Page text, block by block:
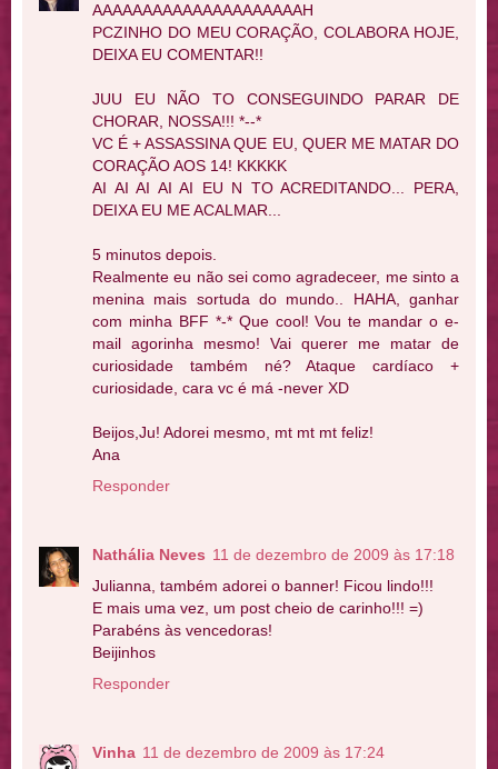
AAAAAAAAAAAAAAAAAAAAAH
PCZINHO DO MEU CORAÇÃO, COLABORA HOJE,
DEIXA EU COMENTAR!!
JUU EU NÃO TO CONSEGUINDO PARAR DE
CHORAR, NOSSA!!! *--*
VC É + ASSASSINA QUE EU, QUER ME MATAR DO
CORAÇÃO AOS 14! KKKKK
AI AI AI AI AI EU N TO ACREDITANDO... PERA,
DEIXA EU ME ACALMAR...
5 minutos depois.
Realmente eu não sei como agradeceer, me sinto a
menina mais sortuda do mundo.. HAHA, ganhar
com minha BFF *-* Que cool! Vou te mandar o e-
mail agorinha mesmo! Vai querer me matar de
curiosidade também né? Ataque cardíaco +
curiosidade, cara vc é má -never XD
Beijos,Ju! Adorei mesmo, mt mt mt feliz!
Ana
Responder
Nathália Neves 11 de dezembro de 2009 às 17:18
Julianna, também adorei o banner! Ficou lindo!!!
E mais uma vez, um post cheio de carinho!!! =)
Parabéns às vencedoras!
Beijinhos
Responder
Vinha 11 de dezembro de 2009 às 17:24